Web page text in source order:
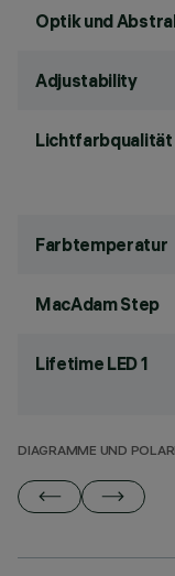
Optik und
Adjustability
Lichtfarbqualität
Farbtemperatur
MacAdam Step
Lifetime LED 1
DIAGRAMME UND